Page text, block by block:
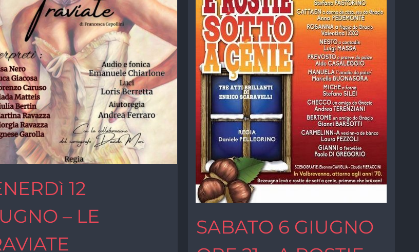
12
– LE
SABATO 6 GIUGNO